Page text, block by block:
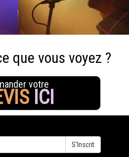
que vous voyez ?
votre
ICI
S'Inscrit